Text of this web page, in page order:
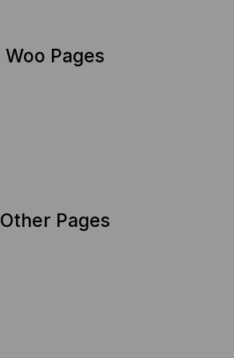
Woo Pages
Other Pages